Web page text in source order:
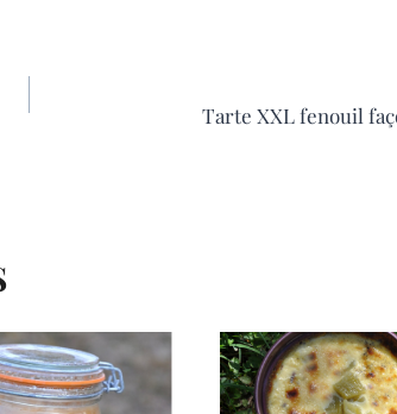
Tarte XXL fenouil